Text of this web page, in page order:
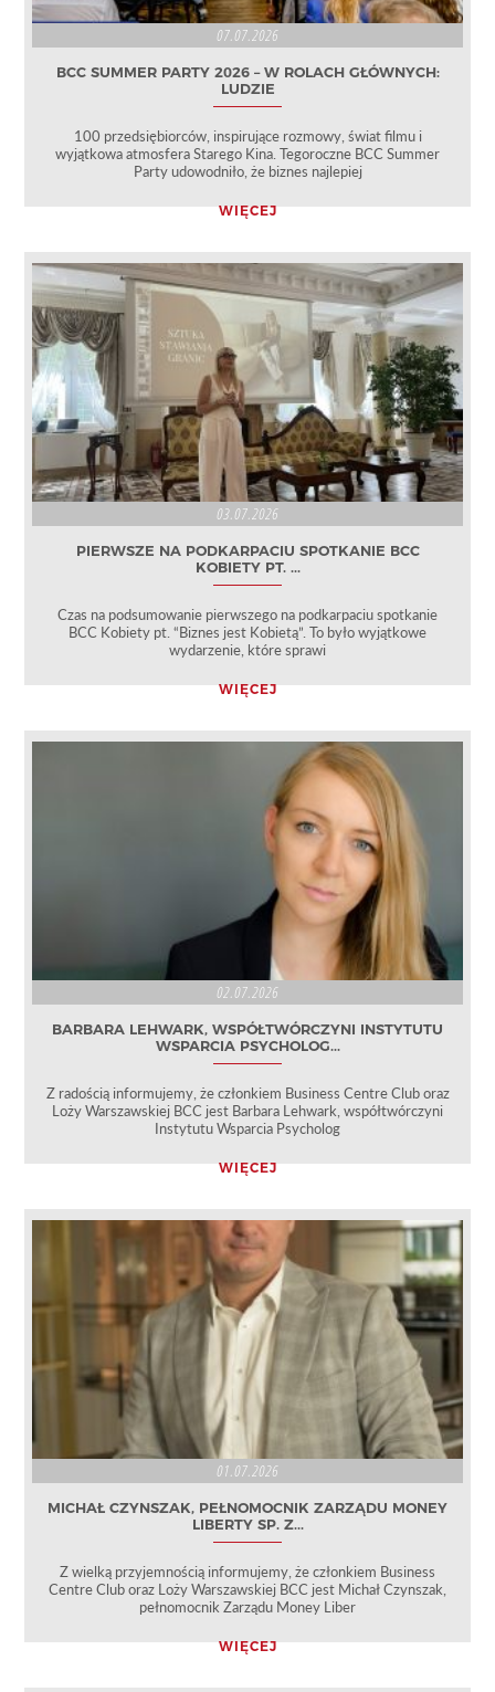
07.07.2026
BCC SUMMER PARTY 2026 – W ROLACH GŁÓWNYCH:
LUDZIE
100 przedsiębiorców, inspirujące rozmowy, świat filmu i
wyjątkowa atmosfera Starego Kina. Tegoroczne BCC Summer
Party udowodniło, że biznes najlepiej
WIĘCEJ
03.07.2026
PIERWSZE NA PODKARPACIU SPOTKANIE BCC
KOBIETY PT. ...
Czas na podsumowanie pierwszego na podkarpaciu spotkanie
BCC Kobiety pt. “Biznes jest Kobietą”. To było wyjątkowe
wydarzenie, które sprawi
WIĘCEJ
02.07.2026
BARBARA LEHWARK, WSPÓŁTWÓRCZYNI INSTYTUTU
WSPARCIA PSYCHOLOG...
Z radością informujemy, że członkiem Business Centre Club oraz
Loży Warszawskiej BCC jest Barbara Lehwark, współtwórczyni
Instytutu Wsparcia Psycholog
WIĘCEJ
01.07.2026
MICHAŁ CZYNSZAK, PEŁNOMOCNIK ZARZĄDU MONEY
LIBERTY SP. Z...
Z wielką przyjemnością informujemy, że członkiem Business
Centre Club oraz Loży Warszawskiej BCC jest Michał Czynszak,
pełnomocnik Zarządu Money Liber
WIĘCEJ